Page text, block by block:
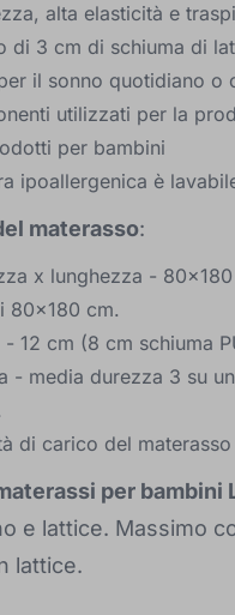
alta elasticità e
di 3 cm di schiuma di
il sonno quotidiano o
utilizzati per la
per bambini
ipoallergenica è
materasso:
x lunghezza -
80x180 cm.
12 cm (8 cm schiuma
- media durezza 3 su
di carico del
per bambini
e lattice. Massimo
lattice.